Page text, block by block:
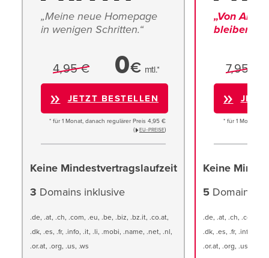
„Meine neue Homepage
in wenigen Schritten.“
4,95 € 0€ mtl.*
JETZT BESTELLEN
* für 1 Monat, danach regulärer Preis 4,95 €
(
EU−PREISE)
Keine Mindestvertragslaufzeit
3 Domains inklusive
.de, .at, .ch, .com, .eu, .be, .biz, .bz.it, .co.at,
.dk, .es, .fr, .info, .it, .li, .mobi, .name, .net, .nl,
.or.at, .org, .us, .ws
„Von
bleiben.“
7,95 €
* für 1 Monat,
Keine
5Domains
.de, .at, .ch, .com,
.dk, .es, .fr, .info, .it,
.or.at, .org, .us, .ws